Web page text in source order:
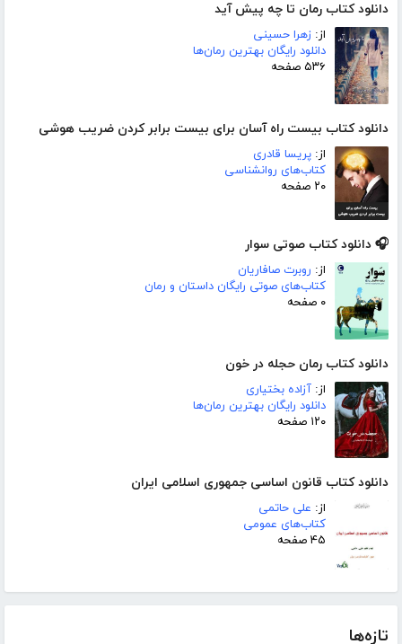
دانلود کتاب رمان تا چه پیش آید
از: زهرا حسینی
دانلود رایگان بهترین رمان‌ها
۵۳۶ صفحه
دانلود کتاب بیست راه آسان برای بیست برابر کردن ضریب هوشی
از: پریسا قادری
کتاب‌های روانشناسی
۲۰ صفحه
🎧 دانلود کتاب صوتی سوار
از: روبرت صافاریان
کتاب‌های صوتی رایگان داستان و رمان
۰ صفحه
دانلود کتاب رمان حجله در خون
از: آزاده بختیاری
دانلود رایگان بهترین رمان‌ها
۱۲۰ صفحه
دانلود کتاب قانون اساسی جمهوری اسلامی ایران
از: علی حاتمی
کتاب‌های عمومی
۴۵ صفحه
تازه‌ها